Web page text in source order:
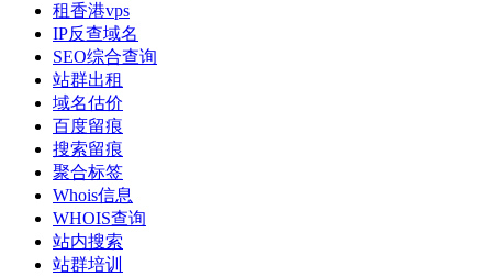
租香港vps
IP反查域名
SEO综合查询
站群出租
域名估价
百度留痕
搜索留痕
聚合标签
Whois信息
WHOIS查询
站内搜索
站群培训